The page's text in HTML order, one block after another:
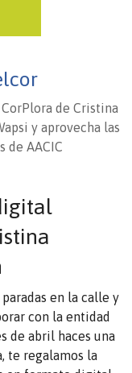
de Cristina
y aprovecha las
de AACIC
en la calle y
con la entidad
de abril haces una
te regalamos la